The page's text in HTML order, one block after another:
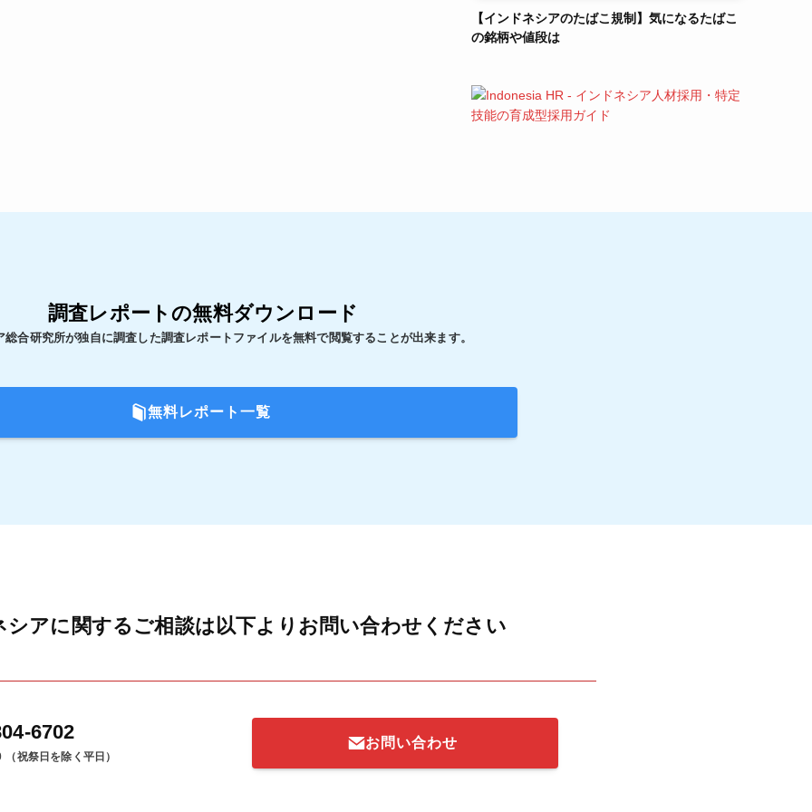
【インドネシアのたばこ規制】気になるたばこ
の銘柄や値段は
調査レポートの無料ダウンロード
総合研究所が独自に調査した調査レポートファイルを無料で閲覧することが出来ます。
無料レポート一覧
シアに関するご相談は以下よりお問い合わせください
6702
（祝祭日を除く平日）
お問い合わせ